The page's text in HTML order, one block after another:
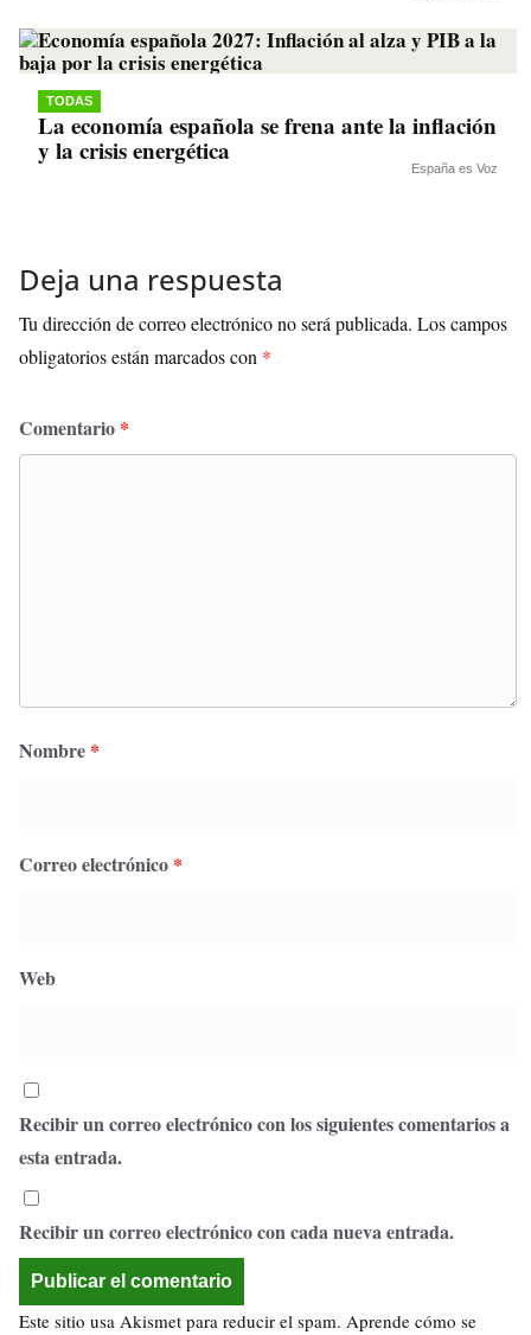
TODAS
La economía española se frena ante la inflación
y la crisis energética
España es Voz
Deja una respuesta
Tu dirección de correo electrónico no será publicada. Los campos
obligatorios están marcados con *
Comentario *
Nombre *
Correo electrónico *
Web
Recibir un correo electrónico con los siguientes comentarios a
esta entrada.
Recibir un correo electrónico con cada nueva entrada.
Este sitio usa Akismet para reducir el spam. Aprende cómo se